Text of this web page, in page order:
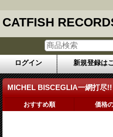
CATFISH
ログイン 新規登録は
MICHEL BISCEGLIA一網打尽!!
おすすめ順 価格